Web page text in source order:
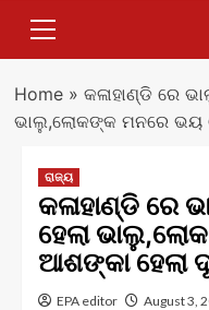
Menu
Home» କଳାହାଣ୍ଡି ରେ
ଭାଲୁ,ଲୋକଙ୍କ ମନରେ ଭୟ
ରାଜ୍ୟ
କଳାହାଣ୍ଡି ରେ
ହେଲା
ଆଶଙ୍କା ହେଲା
EPA editor August 3,